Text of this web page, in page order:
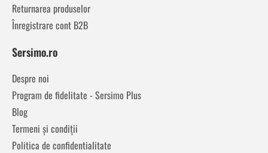
Returnarea produselor
Înregistrare cont B2B
Sersimo.ro
Despre noi
Program de fidelitate - Sersimo Plus
Blog
Termeni și condiții
Politica de confidentialitate